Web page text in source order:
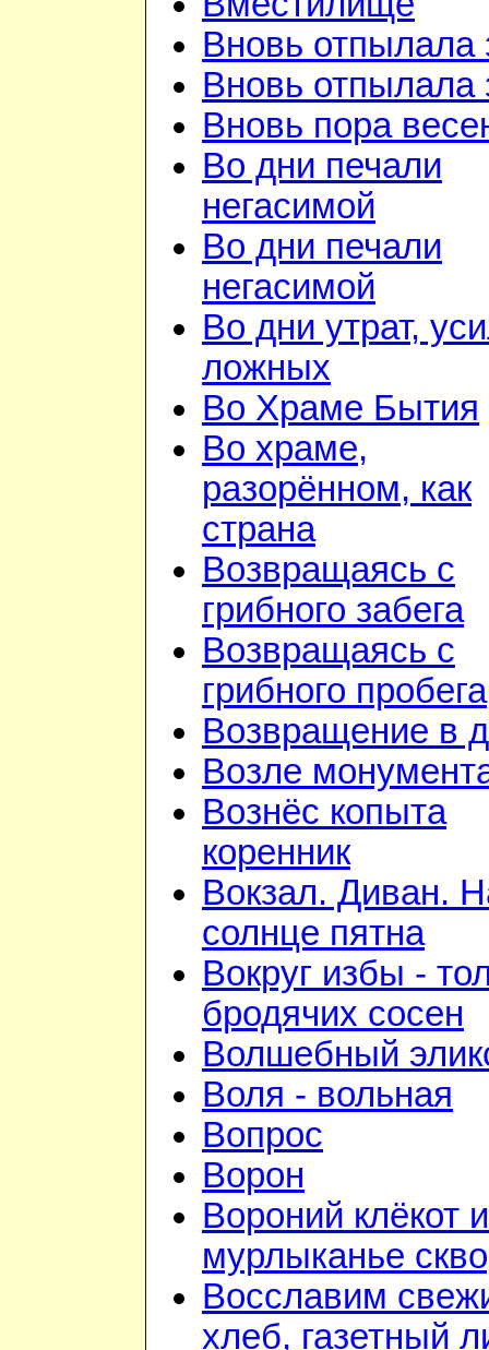
Вновь отпылала
Вновь отпылала
Вновь пора
Во дни печали
негасимой
Во дни печали
негасимой
Во дни утрат,
ложных
Во Храме Бытия
Во храме,
разорённом, как
страна
Возвращаясь с
грибного забега
Возвращаясь с
грибного пробега
Возвращение в
Возле
Вознёс копыта
коренник
Вокзал. Диван.
солнце пятна
Вокруг избы -
бродячих сосен
Волшебный
Воля - вольная
Вопрос
Ворон
Вороний клёкот и
мурлыканье
Восславим
хлеб, газетный